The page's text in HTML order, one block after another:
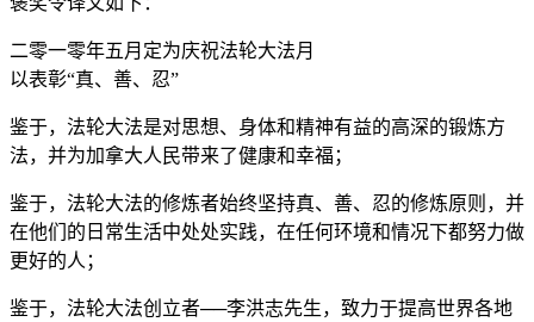
二零一零年五月定为庆祝法轮大法月
以表彰“真、善、忍”
鉴于，法轮大法是对思想、身体和精神有益的高深的锻炼方
法，并为加拿大人民带来了健康和幸福；
鉴于，法轮大法的修炼者始终坚持真、善、忍的修炼原则，并
在他们的日常生活中处处实践，在任何环境和情况下都努力做
更好的人；
鉴于，法轮大法创立者──李洪志先生，致力于提高世界各地